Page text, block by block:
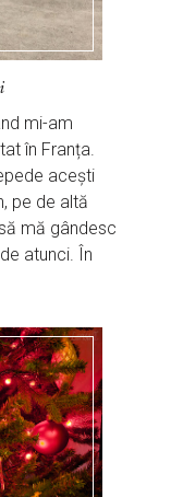
mi-am
în Franța.
acești
pe de altă
mă gândesc
atunci. În